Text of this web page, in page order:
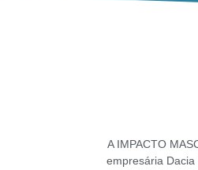
A IMPACTO
empresária